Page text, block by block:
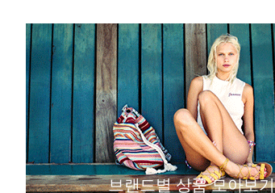
브랜드별 상품 모아보기